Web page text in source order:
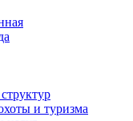
и туризма